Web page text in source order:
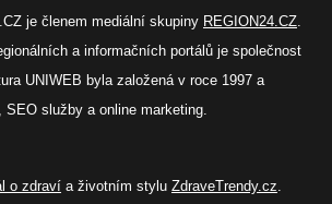
je členem mediální skupiny REGION24.CZ.
a informačních portálů je společnost
UNIWEB byla založená v roce 1997 a
SEO služby a online marketing.
o zdraví a životním stylu ZdraveTrendy.cz.